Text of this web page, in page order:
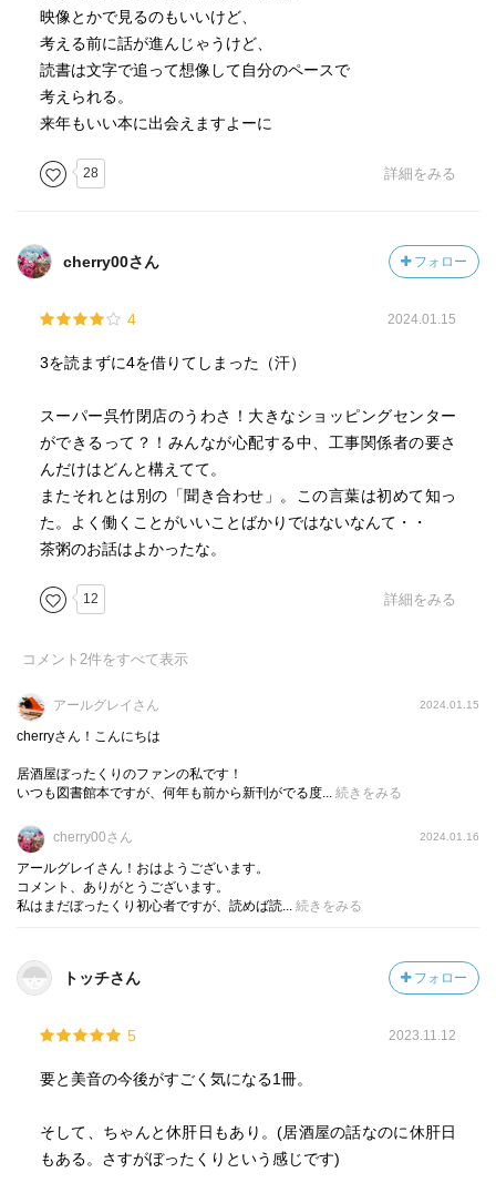
映像とかで見るのもいいけど、
考える前に話が進んじゃうけど、
読書は文字で追って想像して自分のペースで
考えられる。
来年もいい本に出会えますよーに
28 詳細をみる
cherry00さん フォロー
4 2024.01.15
3を読まずに4を借りてしまった（汗）
スーパー呉竹閉店のうわさ！大きなショッピングセンター
ができるって？！みんなが心配する中、工事関係者の要さ
んだけはどんと構えてて。
またそれとは別の「聞き合わせ」。この言葉は初めて知っ
た。よく働くことがいいことばかりではないなんて・・
茶粥のお話はよかったな。
12 詳細をみる
コメント 2件をすべて表示
アールグレイさん 2024.01.15
cherryさん！こんにちは
居酒屋ぼったくりのファンの私です！
いつも図書館本ですが、何年も前から新刊がでる度... 続きをみる
cherry00さん 2024.01.16
アールグレイさん！おはようございます。
コメント、ありがとうございます。
私はまだぼったくり初心者ですが、読めば読... 続きをみる
トッチさん フォロー
5 2023.11.12
要と美音の今後がすごく気になる1冊。
そして、ちゃんと休肝日もあり。(居酒屋の話なのに休肝日
もある。さすがぼったくりという感じです)